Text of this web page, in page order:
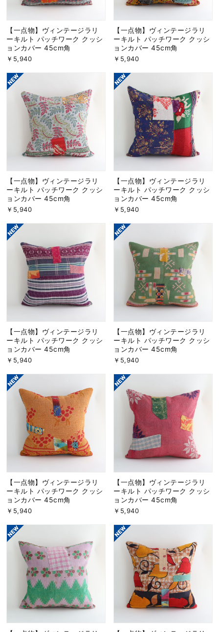
【一点物】ヴィンテージラリ
ーキルト パッチワーク クッシ
ョンカバー 45cm角
￥5,940
【一点物】ヴィンテージラリ
ーキルト パッチワーク クッシ
ョンカバー 45cm角
￥5,940
【一点物】ヴィンテージラリ
ーキルト パッチワーク クッシ
ョンカバー 45cm角
￥5,940
【一点物】ヴィンテージラリ
ーキルト パッチワーク クッシ
ョンカバー 45cm角
￥5,940
【一点物】ヴィンテージラリ
ーキルト パッチワーク クッシ
ョンカバー 45cm角
￥5,940
【一点物】ヴィンテージラリ
ーキルト パッチワーク クッシ
ョンカバー 45cm角
￥5,940
【一点物】ヴィンテージラリ
ーキルト パッチワーク クッシ
ョンカバー 45cm角
￥5,940
【一点物】ヴィンテージラリ
ーキルト パッチワーク クッシ
ョンカバー 45cm角
￥5,940